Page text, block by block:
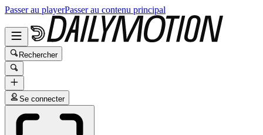
Passer au playerPasser au contenu principal
Rechercher
Se connecter